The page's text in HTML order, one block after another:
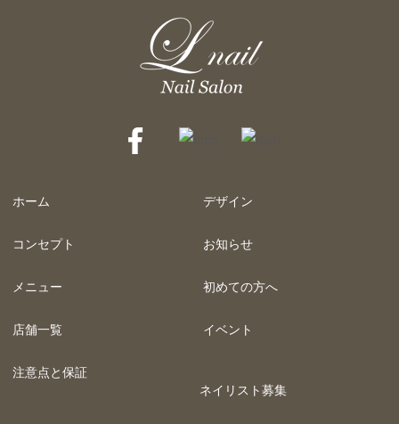
ホーム
コンセプト
メニュー
店舗一覧
注意点と保証
デザイン
お知らせ
初めての方へ
イベント
ネイリスト募集